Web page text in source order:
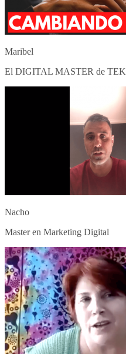
Maribel
El DIGITAL MASTER de
Nacho
Master en Marketing Digital